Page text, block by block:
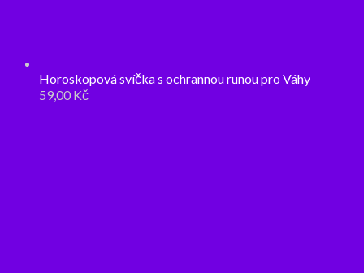
Horoskopová svíčka s ochrannou runou pro Váhy
59,00Kč